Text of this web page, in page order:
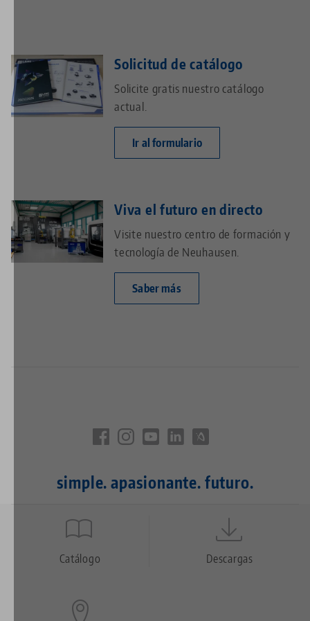
Solicitud de catálogo
Solicite gratis nuestro catálogo
actual.
Ir al formulario
Viva el futuro en directo
Visite nuestro centro de formación y
tecnología de Neuhausen.
Saber más
simple. apasionante. futuro.
Quicklinks
FooterCatálogo Descargas